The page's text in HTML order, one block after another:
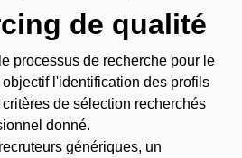
de qualité
processus de recherche pour le
l'identification des profils
de sélection recherchés
donné.
génériques, un